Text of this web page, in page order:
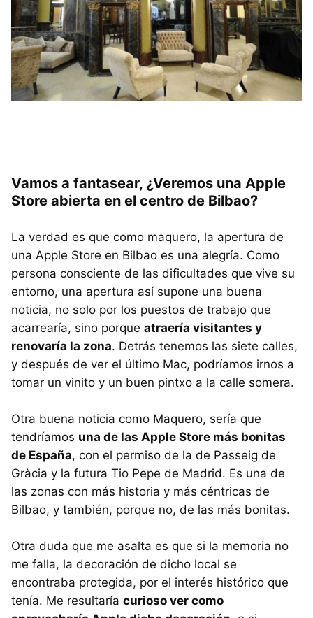
Vamos a fantasear, ¿Veremos una Apple
Store abierta en el centro de Bilbao?
La verdad es que como maquero, la apertura de
una Apple Store en Bilbao es una alegría. Como
persona consciente de las dificultades que vive su
entorno, una apertura así supone una buena
noticia, no solo por los puestos de trabajo que
acarrearía, sino porque atraería visitantes y
renovaría la zona. Detrás tenemos las siete calles,
y después de ver el último Mac, podríamos irnos a
tomar un vinito y un buen pintxo a la calle somera.
Otra buena noticia como Maquero, sería que
tendríamos una de las Apple Store más bonitas
de España, con el permiso de la de Passeig de
Gràcia y la futura Tio Pepe de Madrid. Es una de
las zonas con más historia y más céntricas de
Bilbao, y también, porque no, de las más bonitas.
Otra duda que me asalta es que si la memoria no
me falla, la decoración de dicho local se
encontraba protegida, por el interés histórico que
tenía. Me resultaría curioso ver como